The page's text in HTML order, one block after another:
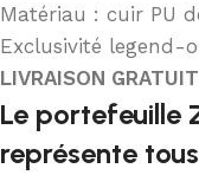
Matériau : cuir PU
Exclusivité legend-
LIVRAISON
Le portefeuille
représente